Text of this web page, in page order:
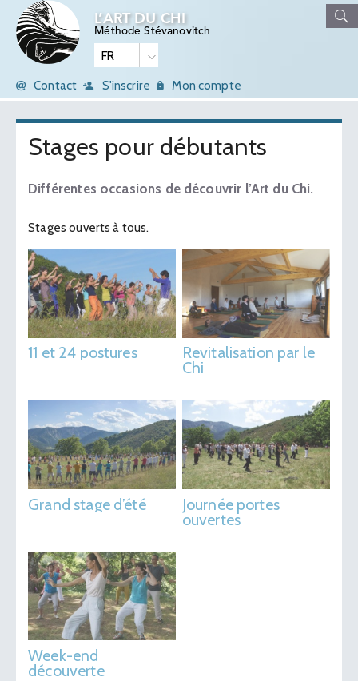
L’ART DU CHI
Méthode Stévanovitch
Contact S'inscrire Mon compte
Stages pour débutants
Différentes occasions de découvrir l’Art du Chi.
Stages ouverts à tous.
11 et 24 postures Revitalisation par le
Chi
Grand stage d’été Journée portes
ouvertes
Week-end
découverte